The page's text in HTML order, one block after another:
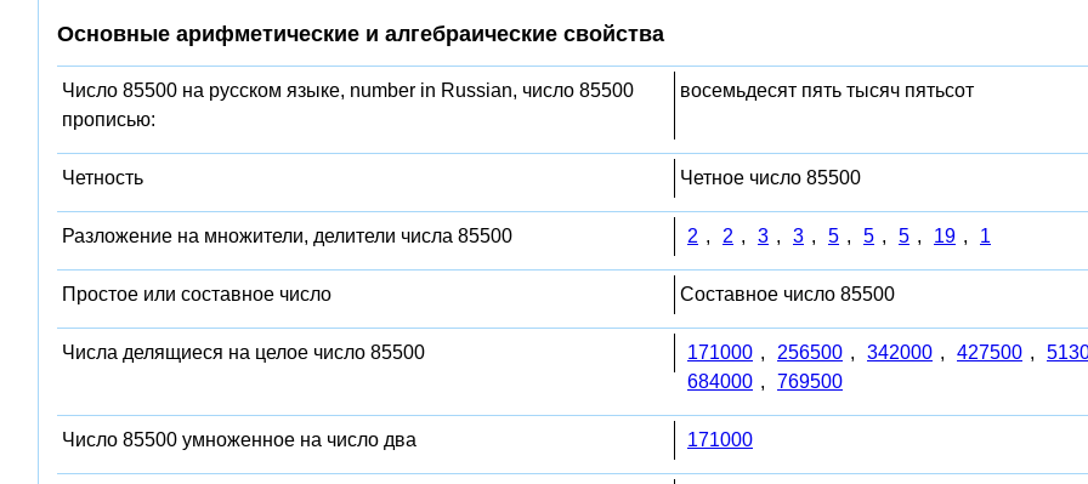
Основные арифметические и алгебраические свойства
Число 85500 на русском языке, number in Russian, число 85500
прописью:
восемьдесят пять тысяч пятьсот
Четность Четное число 85500
Разложение на множители, делители числа 85500 2 , 2 , 3 , 3 , 5 , 5 , 5 , 19 , 1
Простое или составное число Составное число 85500
Числа делящиеся на целое число 85500 171000 , 256500 , 342000 , 427500 ,
684000 , 769500
Число 85500 умноженное на число два 171000